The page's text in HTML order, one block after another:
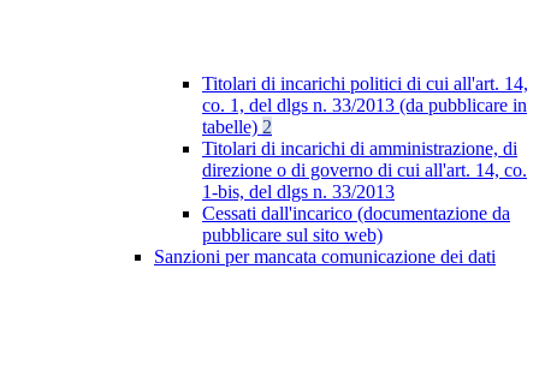
Titolari di incarichi politici di cui all'art. 14,
co. 1, del dlgs n. 33/2013 (da pubblicare in
tabelle) 2
Titolari di incarichi di amministrazione, di
direzione o di governo di cui all'art. 14, co.
1-bis, del dlgs n. 33/2013
Cessati dall'incarico (documentazione da
pubblicare sul sito web)
Sanzioni per mancata comunicazione dei dati